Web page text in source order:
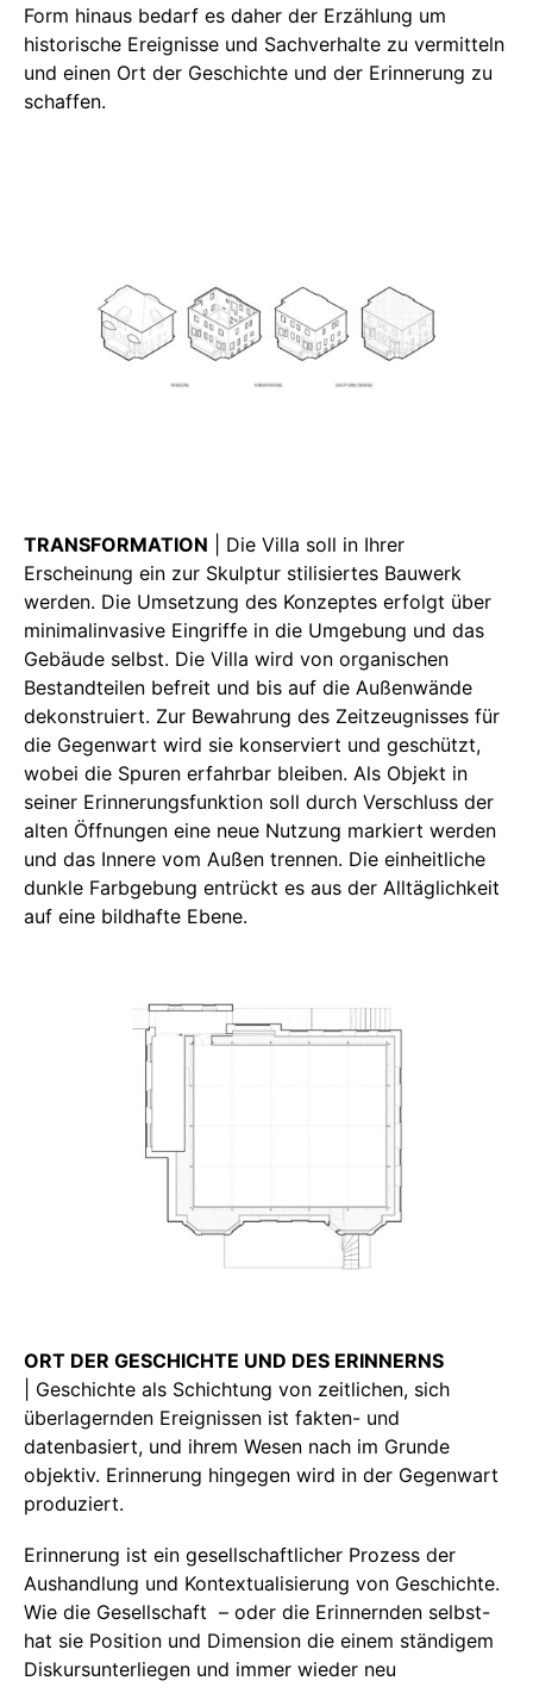
Form hinaus bedarf es daher der Erzählung um
historische Ereignisse und Sachverhalte zu vermitteln
und einen Ort der Geschichte und der Erinnerung zu
schaffen.
TRANSFORMATION | Die Villa soll in Ihrer
Erscheinung ein zur Skulptur stilisiertes Bauwerk
werden. Die Umsetzung des Konzeptes erfolgt über
minimalinvasive Eingriffe in die Umgebung und das
Gebäude selbst. Die Villa wird von organischen
Bestandteilen befreit und bis auf die Außenwände
dekonstruiert. Zur Bewahrung des Zeitzeugnisses für
die Gegenwart wird sie konserviert und geschützt,
wobei die Spuren erfahrbar bleiben. Als Objekt in
seiner Erinnerungsfunktion soll durch Verschluss der
alten Öffnungen eine neue Nutzung markiert werden
und das Innere vom Außen trennen. Die einheitliche
dunkle Farbgebung entrückt es aus der Alltäglichkeit
auf eine bildhafte Ebene.
ORT DER GESCHICHTE UND DES ERINNERNS
| Geschichte als Schichtung von zeitlichen, sich
überlagernden Ereignissen ist fakten- und
datenbasiert, und ihrem Wesen nach im Grunde
objektiv. Erinnerung hingegen wird in der Gegenwart
produziert.
Erinnerung ist ein gesellschaftlicher Prozess der
Aushandlung und Kontextualisierung von Geschichte.
Wie die Gesellschaft – oder die Erinnernden selbst-
hat sie Position und Dimension die einem ständigem
Diskursunterliegen und immer wieder neu